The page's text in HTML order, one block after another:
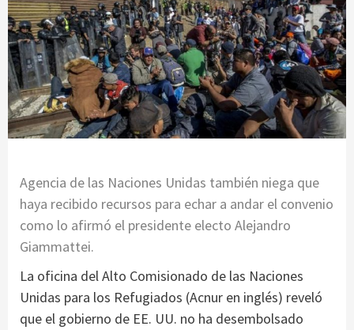
Agencia de las Naciones Unidas también niega que
haya recibido recursos para echar a andar el convenio
como lo afirmó el presidente electo Alejandro
Giammattei.
La oficina del Alto Comisionado de las Naciones
Unidas para los Refugiados (Acnur en inglés) reveló
que el gobierno de EE. UU. no ha desembolsado